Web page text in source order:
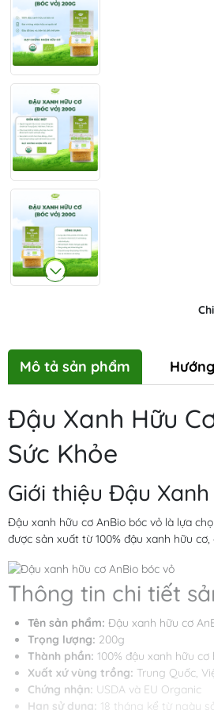
Mô tả sản phẩm
Đậu Xanh Hữu
Sức Khỏe
Giới thiệu Đậu
Đậu xanh hữu cơ AnBio bóc vỏ là lựa
được sản xuất từ 100% đậu xanh hữu
Thông tin chi tiết
Tên sản phẩm: Đậu xanh hữu cơ
Trọng lượng: 200g
Thành phần: 100% đậu xanh hữu cơ
Xuất xứ vùng trồng: Trung Quốc,
Chứng nhận: USDA và EU Organic
Hạn sử dụng: 18 tháng kể từ ngày